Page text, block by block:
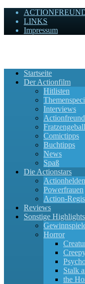
LINKS
Impressum
Startseite
Der Actionfilm
Hitlisten
Interviews
Comictipps
Buchtipps
News
Spaß
Die Actionstars
Actionhelden
Powerfrauen
Action-
Reviews
Sonstige Highlights
Horror
Stalk
the